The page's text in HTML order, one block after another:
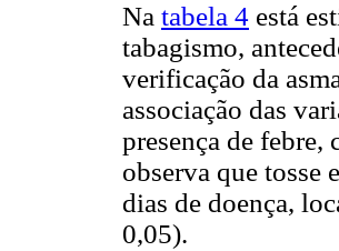
Na tabela 4 está
tabagismo,
verificação da
associação das
presença de
observa que tosse
dias de doença,
0,05).